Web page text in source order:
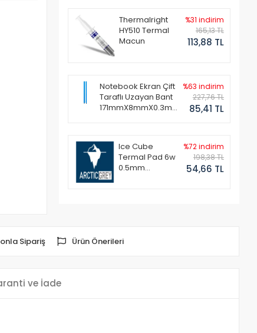
Thermalright
HY510 Termal
Macun
%31 indirim
165,13 TL
113,88 TL
Notebook Ekran Çift
Taraflı Uzayan Bant
171mmX8mmX0.3mm
%63 indirim
227,76 TL
85,41 TL
Ice Cube
Termal Pad 6w
0.5mm
%72 indirim
198,38 TL
54,66 TL
Sipariş Ürün Önerileri
ve İade